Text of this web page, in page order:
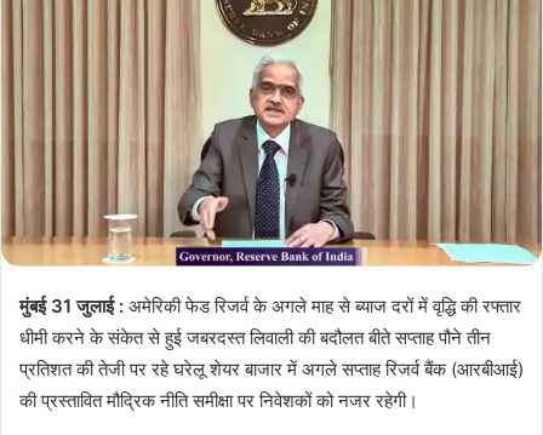
मुंबई 31 जुलाई : अमेरिकी फेड रिजर्व के अगले माह से ब्याज दरों में वृद्धि की रफ्तार
धीमी करने के संकेत से हुई जबरदस्त लिवाली की बदौलत बीते सप्ताह पौने तीन
प्रतिशत की तेजी पर रहे घरेलू शेयर बाजार में अगले सप्ताह रिजर्व बैंक (आरबीआई)
की प्रस्तावित मौद्रिक नीति समीक्षा पर निवेशकों को नजर रहेगी।